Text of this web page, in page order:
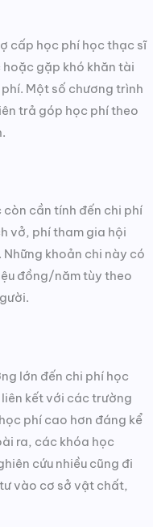
cấp học phí học thạc sĩ
gặp khó khăn tài
Một số chương trình
trả góp học phí theo
cần tính đến chi phí
vở, phí tham gia hội
khoản chi này có
đồng/năm tùy theo
lớn đến chi phí học
kết với các trường
phí cao hơn đáng kể
ra, các khóa học
cứu nhiều cũng đi
vào cơ sở vật chất,